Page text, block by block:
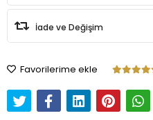
İade ve Değişim
Favorilerime ekle